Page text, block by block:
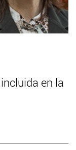
en la